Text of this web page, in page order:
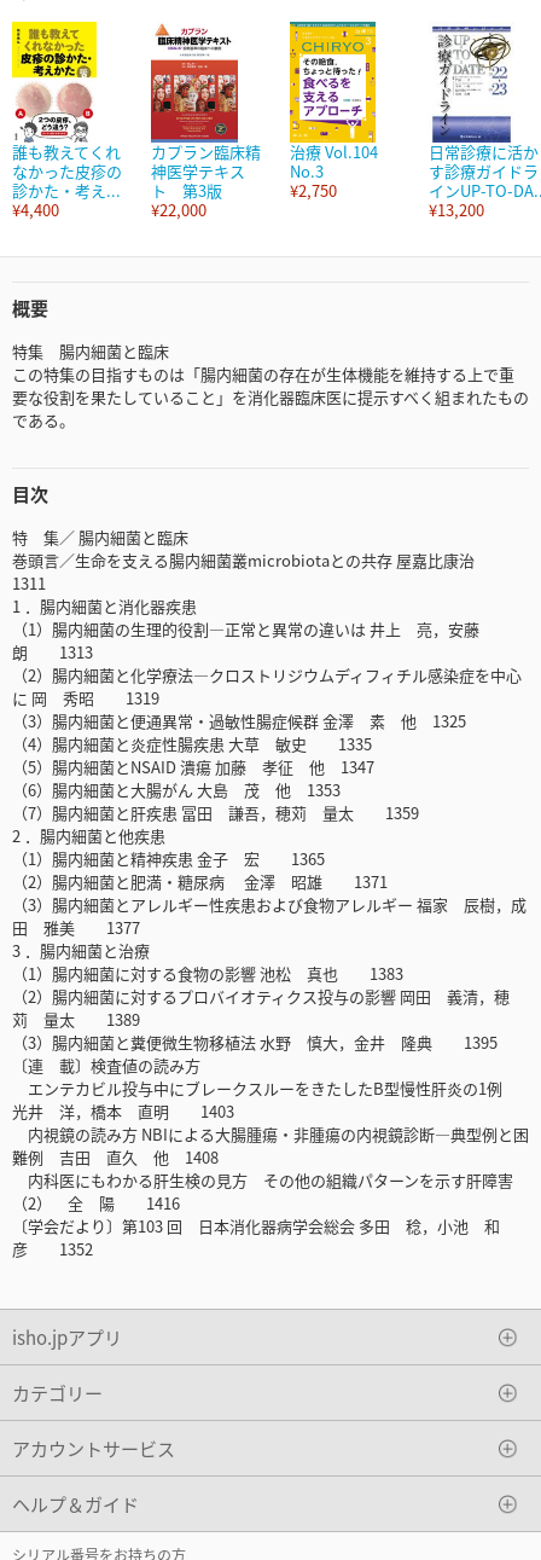
誰も教えてくれ
なかった皮疹の
診かた・考え...
¥4,400
カプラン臨床精
神医学テキス
ト 第3版
¥22,000
治療 Vol.104
No.3
¥2,750
日常診療に活か
す診療ガイドラ
インUP-TO-
¥13,200
概要
特集 腸内細菌と臨床
この特集の目指すものは「腸内細菌の存在が生体機能を維持する上で重
要な役割を果たしていること」を消化器臨床医に提示すべく組まれたもの
である。
目次
特 集／ 腸内細菌と臨床
巻頭言／生命を支える腸内細菌叢microbiotaとの共存 屋嘉比康治
1311
1 ．腸内細菌と消化器疾患
（1）腸内細菌の生理的役割―正常と異常の違いは 井上 亮，安藤
朗 1313
（2）腸内細菌と化学療法―クロストリジウムディフィチル感染症を中心
に 岡 秀昭 1319
（3）腸内細菌と便通異常・過敏性腸症候群 金澤 素 他 1325
（4）腸内細菌と炎症性腸疾患 大草 敏史 1335
（5）腸内細菌とNSAID 潰瘍 加藤 孝征 他 1347
（6）腸内細菌と大腸がん 大島 茂 他 1353
（7）腸内細菌と肝疾患 冨田 謙吾，穂苅 量太 1359
2 ．腸内細菌と他疾患
（1）腸内細菌と精神疾患 金子 宏 1365
（2）腸内細菌と肥満・糖尿病 金澤 昭雄 1371
（3）腸内細菌とアレルギー性疾患および食物アレルギー 福家 辰樹，成
田 雅美 1377
3 ．腸内細菌と治療
（1）腸内細菌に対する食物の影響 池松 真也 1383
（2）腸内細菌に対するプロバイオティクス投与の影響 岡田 義清，穂
苅 量太 1389
（3）腸内細菌と糞便微生物移植法 水野 慎大，金井 隆典 1395
〔連 載〕検査値の読み方
エンテカビル投与中にブレークスルーをきたしたB型慢性肝炎の1例
光井 洋，橋本 直明 1403
内視鏡の読み方 NBIによる大腸腫瘍・非腫瘍の内視鏡診断―典型例と困
難例 吉田 直久 他 1408
内科医にもわかる肝生検の見方 その他の組織パターンを示す肝障害
（2） 全 陽 1416
〔学会だより〕第103 回 日本消化器病学会総会 多田 稔，小池 和
彦 1352
isho.jpアプリ
カテゴリー
アカウントサービス
ヘルプ＆ガイド
シリアル番号をお持ちの方